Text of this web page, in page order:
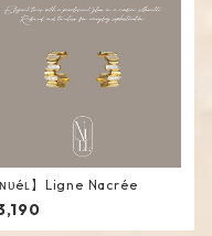
ɴᴜéʟ】Ligne Nacrée